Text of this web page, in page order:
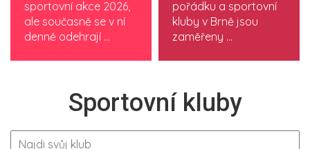
sportovní akce 2026,
ale současně se v ní
denně odehrají ...
pořádku a sportovní
kluby v Brně jsou
zaměřeny ...
Sportovní kluby